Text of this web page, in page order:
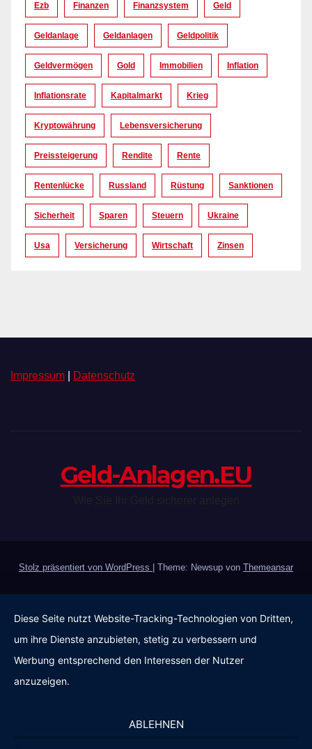
Ezb Finanzen Finanzsystem Geld
Geldanlage Geldanlagen Geldpolitik
Geldvermögen Gold Immobilien Inflation
Inflationsrate Kapitalmarkt Krieg
Kryptowährung Lebensversicherung
Preissteigerung Rendite Rente
Rentenlücke Russland Rüstung Sanktionen
Sicherheit Sparen Steuern Ukraine
Usa Versicherung Wirtschaft Zinsen
Impressum Datenschutz
Geld-Anlagen.EU
Stolz präsentiert von WordPress Theme: Newsup von Themeansar
Diese Seite nutzt Website-Tracking-Technologien von Dritten,
um ihre Dienste anzubieten, stetig zu verbessern und
Werbung entsprechend den Interessen der Nutzer
anzuzeigen.
ABLEHNEN